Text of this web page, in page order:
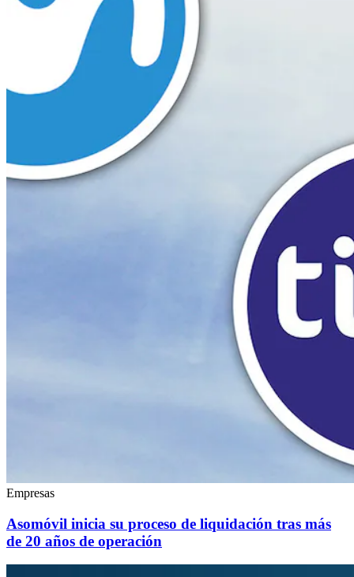
Empresas
Asomóvil inicia su proceso de liquidación tras más
de 20 años de operación